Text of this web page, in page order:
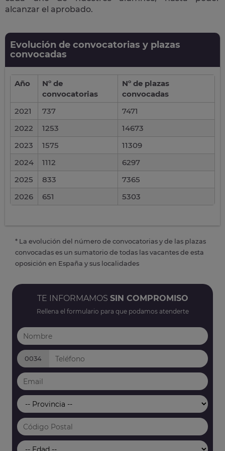
alcanzar el aprobado.
Evolución de convocatorias y plazas
convocadas
Año
Nº de
convocatorias
Nº de plazas
convocadas
2021
737
7471
2022
1253
14673
2023
1575
11309
2024
1112
6297
2025
833
7365
2026
651 5303
* La evolución del número de convocatorias y de las plazas
convocadas es un sumatorio de todas las vacantes de esta
oposición en España y sus localidades
TE INFORMAMOS SIN COMPROMISO
Rellena el formulario para que podamos atenderte
0034